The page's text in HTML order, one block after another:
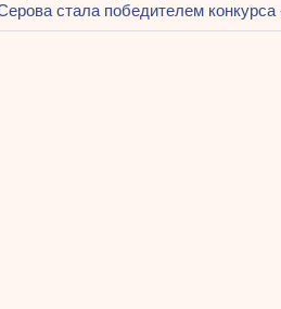
стала победителем